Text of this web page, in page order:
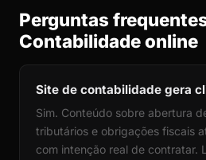
Perguntas
Contabilidade online
Site de contabilidade gera
Sim. Conteúdo sobre abertura
tributários e obrigações fiscais
com intenção real de contratar.